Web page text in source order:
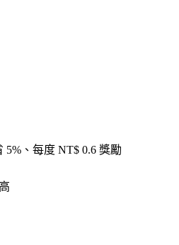
5%、每度 NT$ 0.6 獎勵